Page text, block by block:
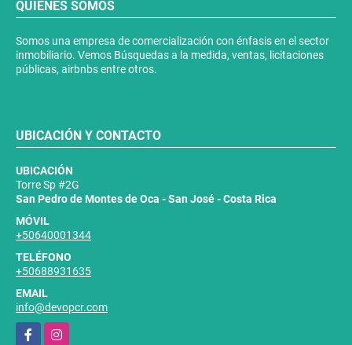
QUIÉNES SOMOS
Somos una empresa de comercialización con énfasis en el sector
inmobiliario. Vemos Búsquedas a la medida, ventas, licitaciones
públicas, airbnbs entre otros.
UBICACIÓN Y CONTACTO
UBICACIÓN
Torre Sp #2G
San Pedro de Montes de Oca - San José - Costa Rica
MÓVIL
+50640001344
TELÉFONO
+50688931635
EMAIL
info@devopcr.com
FacebookInstagram